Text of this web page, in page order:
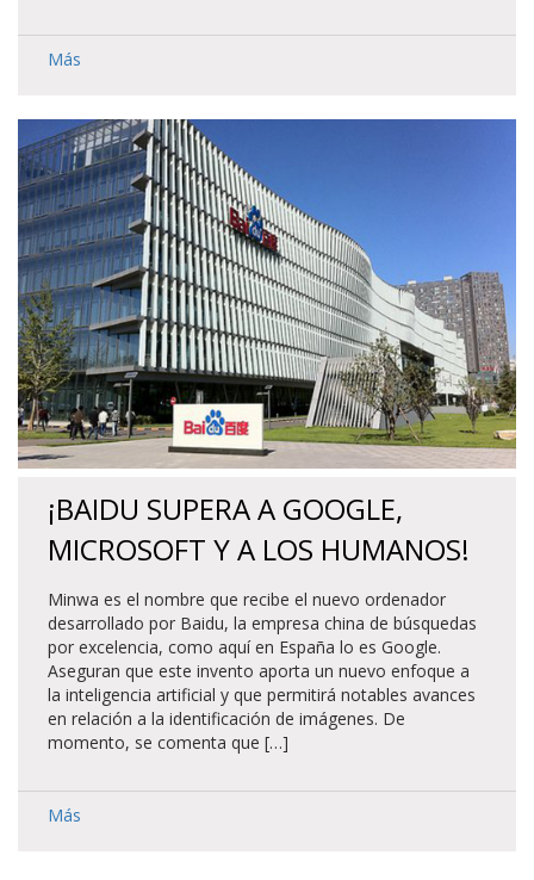
Más
¡BAIDU SUPERA A GOOGLE,
MICROSOFT Y A LOS HUMANOS!
Minwa es el nombre que recibe el nuevo ordenador
desarrollado por Baidu, la empresa china de búsquedas
por excelencia, como aquí en España lo es Google.
Aseguran que este invento aporta un nuevo enfoque a
la inteligencia artificial y que permitirá notables avances
en relación a la identificación de imágenes. De
momento, se comenta que […]
Más